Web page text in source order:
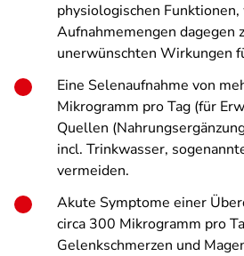
physiologischen
Aufnahmemengen dagegen
unerwünschten Wirkungen
Eine Selenaufnahme von
Mikrogramm pro Tag (für
Quellen
incl. Trinkwasser,
vermeiden.
Akute Symptome einer
circa 300 Mikrogramm pro
Gelenkschmerzen und